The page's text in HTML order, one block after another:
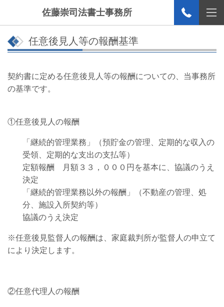
佐藤崇司法書士事務所
任意後見人等の報酬基準
契約書に定める任意後見人等の報酬についての、当事務所
の基準です。
①任意後見人の報酬
「継続的管理業務」（預貯金の管理、定期的な収入の
受領、定期的な支出の支払等）
定額報酬 月額３３，０００円を基本に、協議のうえ
決定
「継続的管理業務以外の報酬」（不動産の管理、処
分、施設入所契約等）
協議のうえ決定
※任意後見監督人の報酬は、家庭裁判所が監督人の申立て
により決定します。
②任意代理人の報酬